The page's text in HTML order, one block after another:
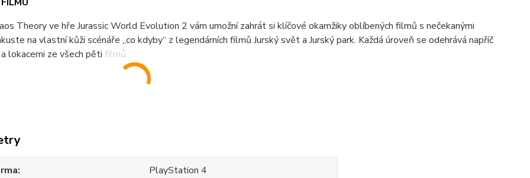
Theory ve hře Jurassic World Evolution 2 vám umožní zahrát si klíčové okamžiky oblíbených filmů s nečekanými
na vlastní kůži scénáře „co kdyby“ z legendárních filmů Jurský svět a Jurský park. Každá úroveň se odehrává napříč
lokacemi ze všech pěti filmů.
PlayStation 4